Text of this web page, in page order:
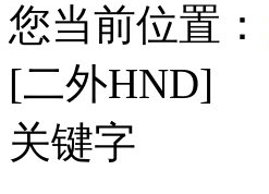
您当前位置：
[二外HND]
关键字